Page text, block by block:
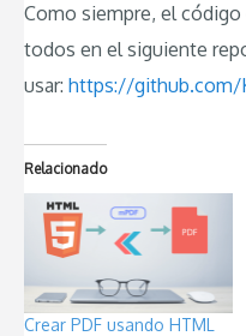
Como siempre, el
todos en el siguiente
usar: https://github.com/
Relacionado
Crear PDF usando HTML